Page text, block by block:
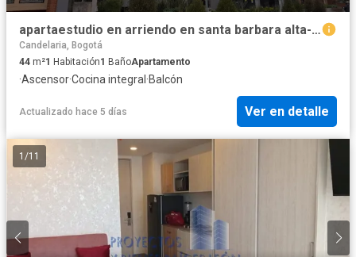
apartaestudio en arriendo en santa barbara alta-usaquén. Cod A51719
Candelaria, Bogotá
44 m²1 Habitación1 BañoApartamento
·Ascensor·Cocina integral ·Balcón
Actualizado hace 5 días Ver en detalle
1 /11